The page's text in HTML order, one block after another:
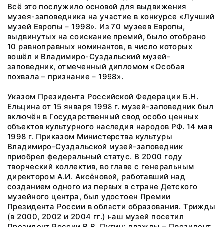
Всё это послужило основой для выдвижения
музея-заповедника на участие в конкурсе «Лучший
музей Европы – 1998». Из 70 музеев Европы,
выдвинутых на соискание премий, было отобрано
10 равноправных номинантов, в число которых
вошёл и Владимиро-Суздальский музей-
заповедник, отмеченный дипломом «Особая
похвала – признание – 1998».
Указом Президента Российской Федерации Б.Н.
Ельцина от 15 января 1998 г. музей-заповедник был
включён в Государственный свод особо ценных
объектов культурного наследия народов РФ. 14 мая
1998 г. Приказом Министерства культуры
Владимиро-Суздальской музей-заповедник
приобрел федеральный статус. В 2000 году
творческий коллектив, во главе с генеральным
директором А.И. Аксёновой, работавший над
созданием одного из первых в стране Детского
музейного центра, был удостоен Премии
Президента России в области образования. Трижды
(в 2000, 2002 и 2004 гг.) наш музей посетил